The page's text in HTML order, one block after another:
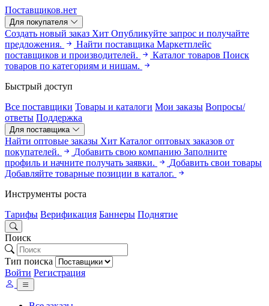
Поставщиков.нет
Для покупателя
Создать новый заказ Хит Опубликуйте запрос и получайте
предложения.
Найти поставщика Маркетплейс
поставщиков и производителей.
Каталог товаров Поиск
товаров по категориям и нишам.
Быстрый доступ
Все поставщики Товары и каталоги Мои заказы Вопросы/
ответы Поддержка
Для поставщика
Найти оптовые заказы Хит Каталог оптовых заказов от
покупателей.
Добавить свою компанию Заполните
профиль и начните получать заявки.
Добавить свои товары
Добавляйте товарные позиции в каталог.
Инструменты роста
Тарифы Верификация Баннеры Поднятие
Поиск
Тип поиска
Войти Регистрация